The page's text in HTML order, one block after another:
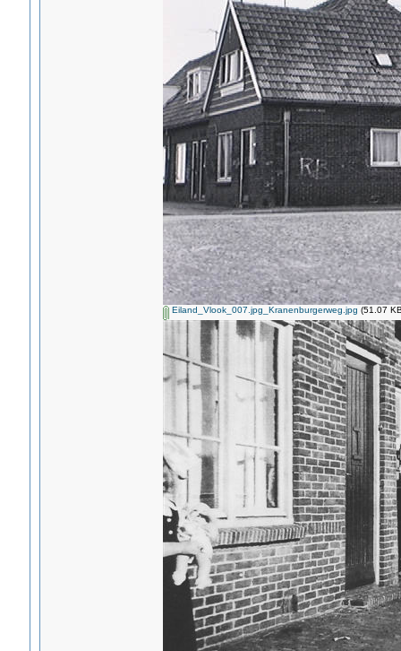
Eiland_Vlook_007.jpg_Kranenburgerweg.jpg (51.07